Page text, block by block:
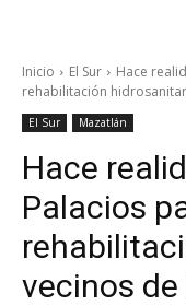
Inicio El Sur
Hace
rehabilitación
El Sur Mazatlán
Hace
Palacios
vecinos